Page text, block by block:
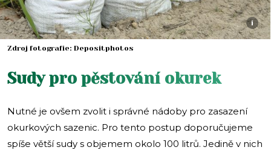
i
Zdroj fotografie: Depositphotos
Sudy pro pěstování okurek
Nutné je ovšem zvolit i správné nádoby pro zasazení
okurkových sazenic. Pro tento postup doporučujeme
spíše větší sudy s objemem okolo 100 litrů. Jedině v nich